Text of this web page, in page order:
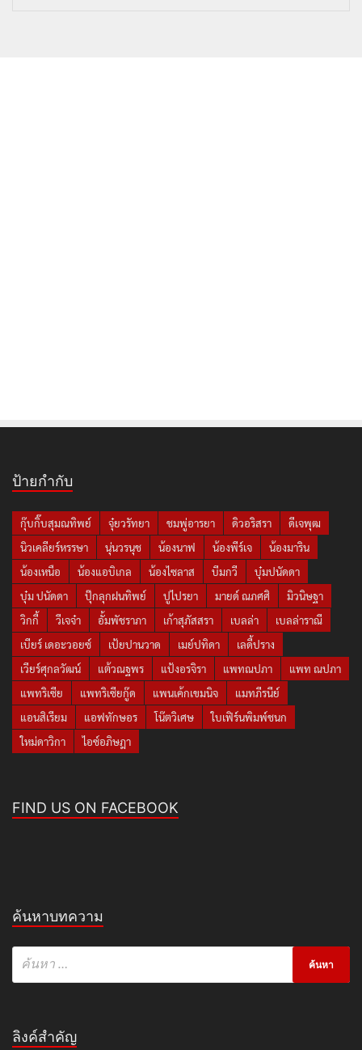
ป้ายกำกับ
กุ๊บกิ๊บสุมณทิพย์ จุ๋ยวรัทยา ชมพู่อารยา ดิวอริสรา
ดีเจพุฒ
นิวเคลียร์หรรษา
นุ่นวรนุช น้องนาฟ น้องพีร์เจ
น้องมาริน
น้องเหนือ
น้องแอบิเกล น้องไซลาส บีมกวี
บุ๋มปนัดดา
บุ๋ม ปนัดดา
ปุ๊กลุกฝนทิพย์ ปูไปรยา มายด์ ณภศศิ
มิวนิษฐา
วิกกี้
วีเจจ๋า อั้มพัชราภา เก้าสุภัสสรา เบลล่า
เบลล่าราณี
เบียร์ เดอะวอยซ์
เป้ยปานวาด เมย์ปทิดา
เลดี้ปราง
เวียร์ศุกลวัฒน์
แต้วณฐพร แป้งอรจิรา แพทณปภา
แพท ณปภา
แพทริเซีย
แพทริเซียกู๊ด แพนเค้กเขมนิจ
แมทภีรนีย์
แอนสิเรียม
แอฟทักษอร โน๊ตวิเศษ
ใบเฟิร์นพิมพ์ชนก
ใหม่ดาวิกา
ไอซ์อภิษฎา
FIND US ON FACEBOOK
ค้นหาบทความ
ลิงค์สำคัญ